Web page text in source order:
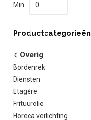
Min
Productcategorieën
Overig
Bordenrek
Diensten
Etagère
Frituurolie
Horeca verlichting